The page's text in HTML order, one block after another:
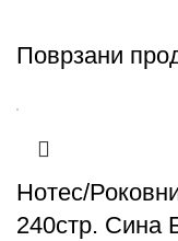
Поврзани
Нотес/
240стр. Сина